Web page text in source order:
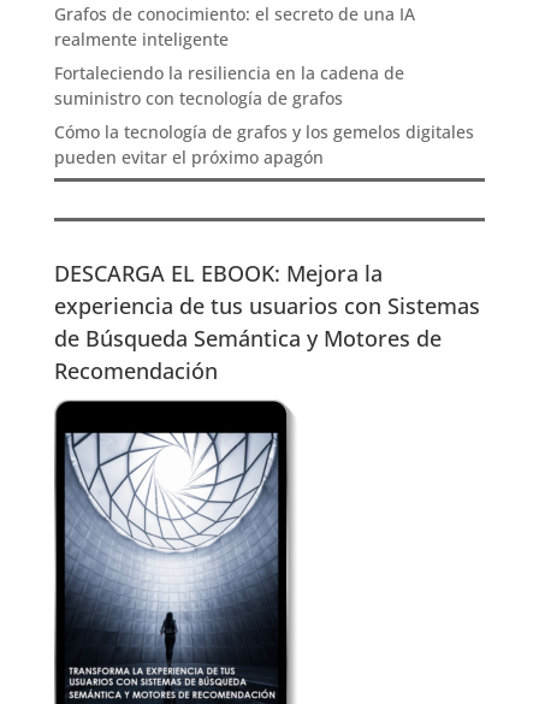
Grafos de conocimiento: el secreto de una IA
realmente inteligente
Fortaleciendo la resiliencia en la cadena de
suministro con tecnología de grafos
Cómo la tecnología de grafos y los gemelos digitales
pueden evitar el próximo apagón
DESCARGA EL EBOOK: Mejora la
experiencia de tus usuarios con Sistemas
de Búsqueda Semántica y Motores de
Recomendación